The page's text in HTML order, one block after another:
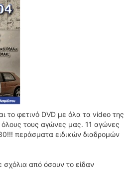
το φετινό DVD με όλα τα video της
τους αγώνες μας. 11 αγώνες
περάσματα ειδικών διαδρομών
από όσουν το είδαν